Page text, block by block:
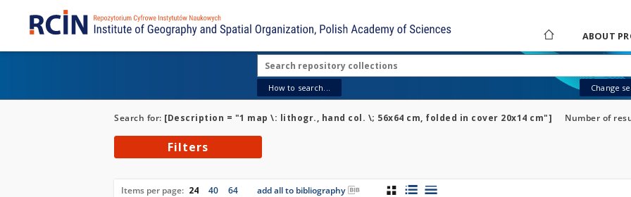
ABOUT
How to search... Change
Search for: [Description = "1 map \: lithogr., hand col. \; 56x64 cm, folded in cover 20x14 cm"] Number of
Filters
Items per page: 24 40 64 add all to bibliography